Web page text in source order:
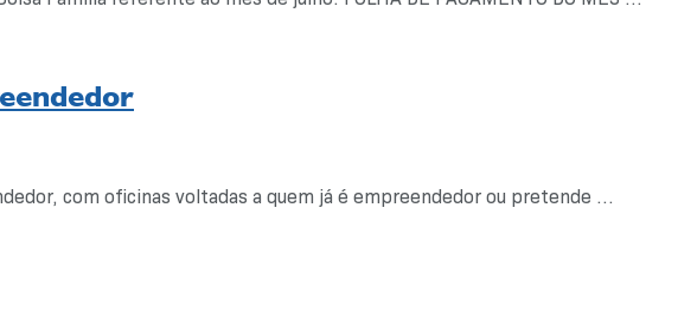
com oficinas voltadas a quem já é empreendedor ou pretende ...